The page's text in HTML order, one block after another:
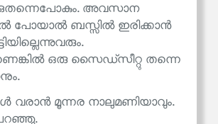
അവസാന
പോയാൽ ബസ്സിൽ ഇരിക്കാൻ
ഒരു സൈഡ്‌സീറ്റു തന്നെ
വരാൻ മൂന്നര നാലുമണിയാവും.